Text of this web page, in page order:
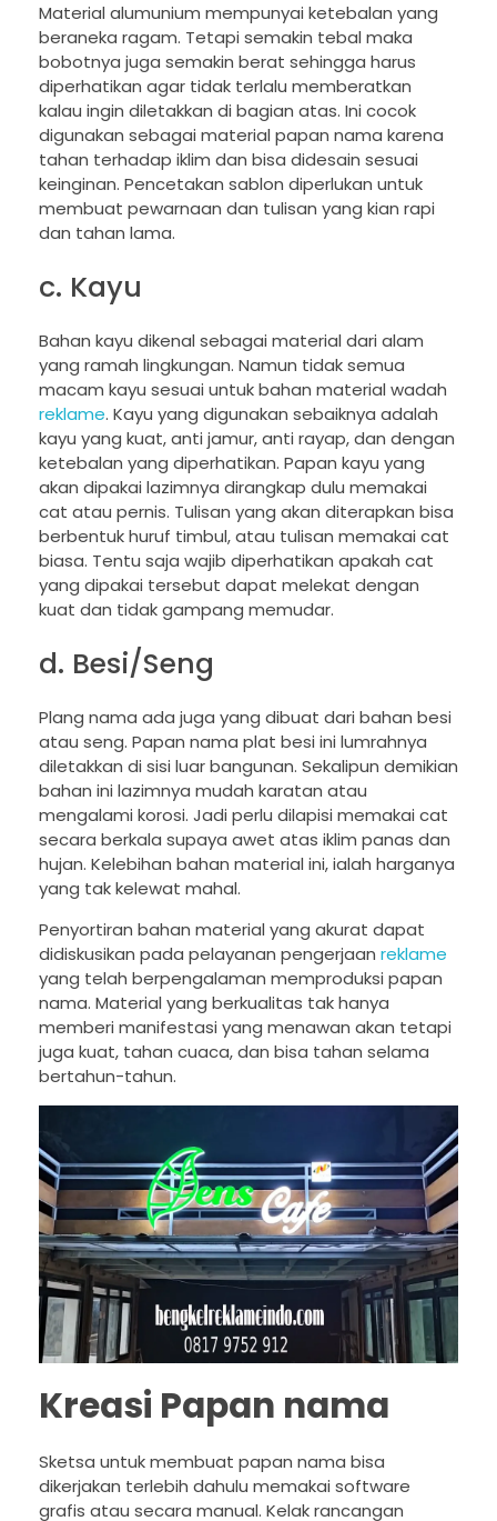
Material alumunium mempunyai ketebalan yang
beraneka ragam. Tetapi semakin tebal maka
bobotnya juga semakin berat sehingga harus
diperhatikan agar tidak terlalu memberatkan
kalau ingin diletakkan di bagian atas. Ini cocok
digunakan sebagai material papan nama karena
tahan terhadap iklim dan bisa didesain sesuai
keinginan. Pencetakan sablon diperlukan untuk
membuat pewarnaan dan tulisan yang kian rapi
dan tahan lama.
c. Kayu
Bahan kayu dikenal sebagai material dari alam
yang ramah lingkungan. Namun tidak semua
macam kayu sesuai untuk bahan material wadah
reklame. Kayu yang digunakan sebaiknya adalah
kayu yang kuat, anti jamur, anti rayap, dan dengan
ketebalan yang diperhatikan. Papan kayu yang
akan dipakai lazimnya dirangkap dulu memakai
cat atau pernis. Tulisan yang akan diterapkan bisa
berbentuk huruf timbul, atau tulisan memakai cat
biasa. Tentu saja wajib diperhatikan apakah cat
yang dipakai tersebut dapat melekat dengan
kuat dan tidak gampang memudar.
d. Besi/Seng
Plang nama ada juga yang dibuat dari bahan besi
atau seng. Papan nama plat besi ini lumrahnya
diletakkan di sisi luar bangunan. Sekalipun demikian
bahan ini lazimnya mudah karatan atau
mengalami korosi. Jadi perlu dilapisi memakai cat
secara berkala supaya awet atas iklim panas dan
hujan. Kelebihan bahan material ini, ialah harganya
yang tak kelewat mahal.
Penyortiran bahan material yang akurat dapat
didiskusikan pada pelayanan pengerjaan reklame
yang telah berpengalaman memproduksi papan
nama. Material yang berkualitas tak hanya
memberi manifestasi yang menawan akan tetapi
juga kuat, tahan cuaca, dan bisa tahan selama
bertahun-tahun.
Kreasi Papan nama
Sketsa untuk membuat papan nama bisa
dikerjakan terlebih dahulu memakai software
grafis atau secara manual. Kelak rancangan